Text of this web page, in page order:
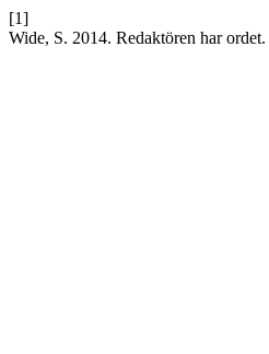
[1]
Wide, S. 2014. Redaktören har ordet.